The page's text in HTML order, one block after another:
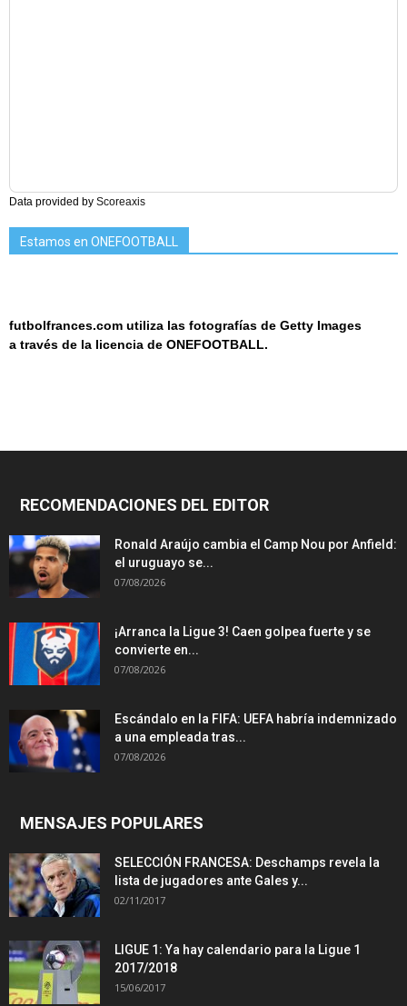
Data provided by Scoreaxis
Estamos en ONEFOOTBALL
futbolfrances.com utiliza las fotografías de Getty Images
a través de la licencia de ONEFOOTBALL.
RECOMENDACIONES DEL EDITOR
Ronald Araújo cambia el Camp Nou por Anfield:
el uruguayo se...
07/08/2026
¡Arranca la Ligue 3! Caen golpea fuerte y se
convierte en...
07/08/2026
Escándalo en la FIFA: UEFA habría indemnizado
a una empleada tras...
07/08/2026
MENSAJES POPULARES
SELECCIÓN FRANCESA: Deschamps revela la
lista de jugadores ante Gales y...
02/11/2017
LIGUE 1: Ya hay calendario para la Ligue 1
2017/2018
15/06/2017